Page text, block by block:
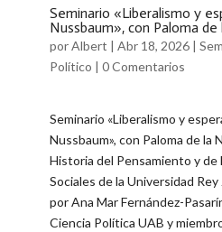
Seminario «Liberalismo y
Nussbaum», con Paloma de
porAlbert | Abr 18, 2026|
Político | 0 Comentarios
Seminario «Liberalismo y
Nussbaum», con Paloma de la
Historia del Pensamiento y de
Sociales de la Universidad
por Ana Mar Fernández-
Ciencia Política UAB y